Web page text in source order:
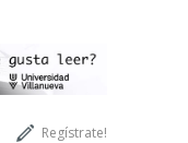
Regístrate!